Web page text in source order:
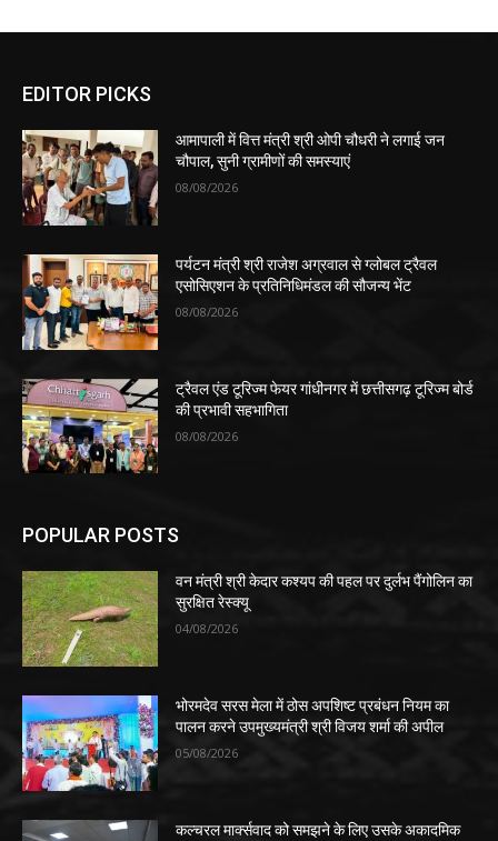
EDITOR PICKS
आमापाली में वित्त मंत्री श्री ओपी चौधरी ने लगाई जन
चौपाल, सुनी ग्रामीणों की समस्याएं
08/08/2026
पर्यटन मंत्री श्री राजेश अग्रवाल से ग्लोबल ट्रैवल
एसोसिएशन के प्रतिनिधिमंडल की सौजन्य भेंट
08/08/2026
ट्रैवल एंड टूरिज्म फेयर गांधीनगर में छत्तीसगढ़ टूरिज्म बोर्ड
की प्रभावी सहभागिता
08/08/2026
POPULAR POSTS
वन मंत्री श्री केदार कश्यप की पहल पर दुर्लभ पैंगोलिन का
सुरक्षित रेस्क्यू
04/08/2026
भोरमदेव सरस मेला में ठोस अपशिष्ट प्रबंधन नियम का
पालन करने उपमुख्यमंत्री श्री विजय शर्मा की अपील
05/08/2026
कल्चरल मार्क्सवाद को समझने के लिए उसके अकादमिक